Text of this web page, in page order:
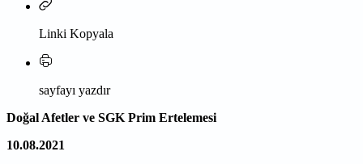
Linki Kopyala
sayfayı yazdır
Doğal Afetler ve SGK Prim Ertelemesi
10.08.2021